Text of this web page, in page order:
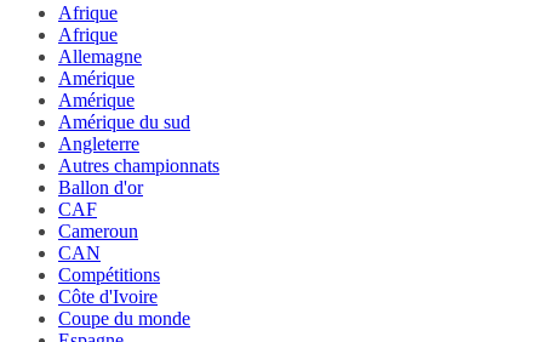
Afrique
Afrique
Allemagne
Amérique
Amérique
Amérique du sud
Angleterre
Autres championnats
Ballon d'or
CAF
Cameroun
CAN
Compétitions
Côte d'Ivoire
Coupe du monde